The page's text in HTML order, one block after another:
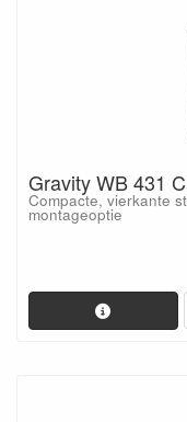
Gravity WB 431
Compacte, vierkante
montageoptie